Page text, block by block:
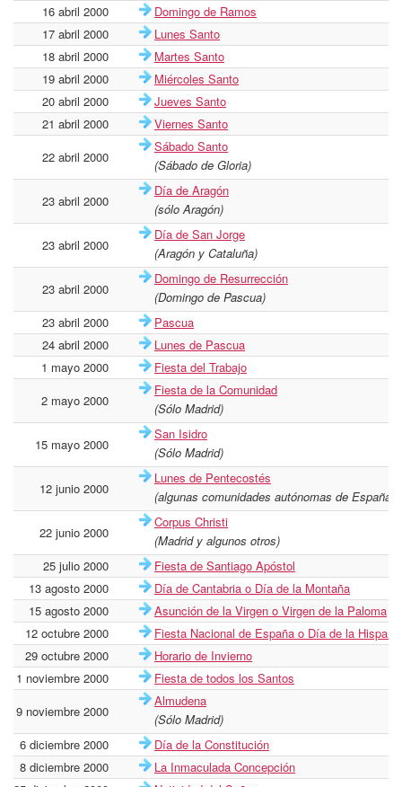
16 abril 2000
Domingo de Ramos
17 abril 2000
Lunes Santo
18 abril 2000
Martes Santo
19 abril 2000
Miércoles Santo
20 abril 2000
Jueves Santo
21 abril 2000
Viernes Santo
22 abril 2000
Sábado Santo
(Sábado de Gloria)
23 abril 2000
Día de Aragón
(sólo Aragón)
23 abril 2000
Día de San Jorge
(Aragón y Cataluña)
23 abril 2000
Domingo de Resurrección
(Domingo de Pascua)
23 abril 2000
Pascua
24 abril 2000
Lunes de Pascua
1 mayo 2000
Fiesta del Trabajo
2 mayo 2000
Fiesta de la Comunidad
(Sólo Madrid)
15 mayo 2000
San Isidro
(Sólo Madrid)
12 junio 2000
Lunes de Pentecostés
(algunas comunidades autónomas de España
22 junio 2000
Corpus Christi
(Madrid y algunos otros)
25 julio 2000
Fiesta de Santiago Apóstol
13 agosto 2000
Día de Cantabria o Día de la Montaña
15 agosto 2000
Asunción de la Virgen o Virgen de la Paloma
12 octubre 2000
Fiesta Nacional de España o Día de la
29 octubre 2000
Horario de Invierno
1 noviembre 2000
Fiesta de todos los Santos
9 noviembre 2000
Almudena
(Sólo Madrid)
6 diciembre 2000
Día de la Constitución
8 diciembre 2000
La Inmaculada Concepción